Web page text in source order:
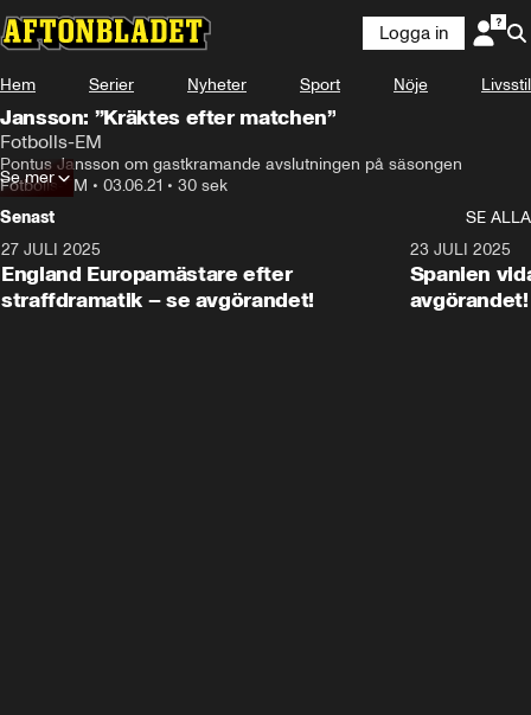
Logga in
Hem Serier Nyheter Sport Nöje Livsstil
Jansson: ”Kräktes efter matchen”
Fotbolls-EM
Pontus Jansson om gastkramande avslutningen på säsongen
Fotbolls-EM • 03.06.21 • 30 sek
Se mer
Senast
SE ALLA
27 JULI 2025
England Europamästare efter
straffdramatik – se avgörandet!
23 JULI 2025
Spanien
avgörandet!